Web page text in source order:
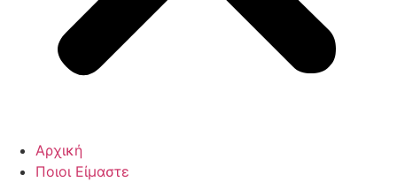
Αρχική
Ποιοι Είμαστε